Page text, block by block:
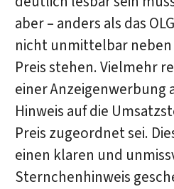
aber – anders als das
nicht unmittelbar
Preis stehen. Vielmehr
einer Anzeigenwerbung
Hinweis auf die
Preis zugeordnet sei.
einen klaren und
Sternchenhinweis